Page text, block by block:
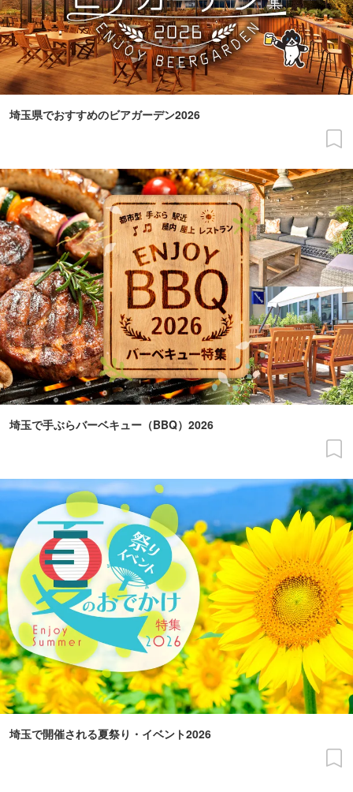
埼玉県でおすすめのビアガーデン2026
埼玉で手ぶらバーベキュー（BBQ）2026
埼玉で開催される夏祭り・イベント2026